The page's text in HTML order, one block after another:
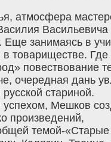
атмосфера
Васильевича
Еще занимаясь в
товариществе.
повествование
очередная дань
стариной.
Мешков
произведений,
темой-«Старые